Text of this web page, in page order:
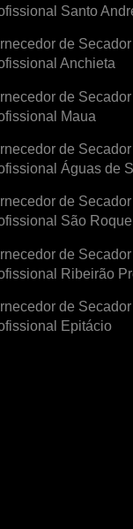
Santo
de
Anchieta
de
Maua
de
Águas de
de
São Roque
de
Ribeirão
de
Epitácio